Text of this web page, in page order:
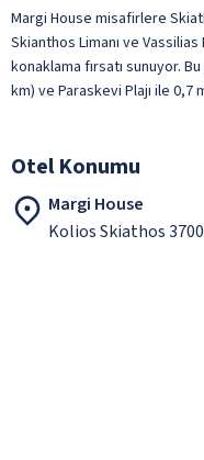
Margi House misafirlere
Skianthos Limanı ve
konaklama fırsatı sunuyor.
km) ve Paraskevi Plajı ile 0,7
Otel Konumu
Margi House
Kolios Skiathos